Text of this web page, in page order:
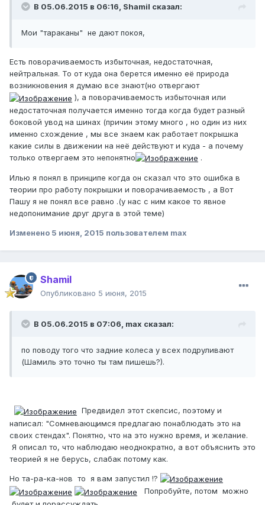
В 05.06.2015 в 06:16, Shamil сказал:
Мои "тараканы" не дают покоя,
Есть поворачиваемость избыточная, недостаточная,
нейтральная. То от куда она берется именно её природа
возникновения я думаю все знают(но отвергают
), а поворачиваемость избыточная или
недостаточная получается именно тогда когда будет разный
боковой увод на шинах (причин этому много , но один из них
именно схождение , мы все знаем как работает покрышка
какие силы в движении на неё действуют и куда - а почему
только отвергаем это непонятно
.
Илью я понял в принципе когда он сказал что это ошибка в
теории про работу покрышки и поворачиваемость , а Вот
Пашу я не понял все равно .(у нас с ним какое то явное
недопонимание друг друга в этой теме)
Изменено 5 июня, 2015 пользователем max
Shamil
Опубликовано 5 июня, 2015
В 05.06.2015 в 07:06, max сказал:
по поводу того что задние колеса у всех подруливают
(Шамиль это точно ты там пишешь?).
Предвидел этот скепсис, поэтому и
написал: "Сомневающимся предлагаю понаблюдать это на
своих стендах". Понятно, что на это нужно время, и желание.
Я описал то, что наблюдаю неоднократно, а вот объяснить это
теорией я не берусь, слабак потому как.
Но та-ра-ка-нов то я вам запустил !?
Попробуйте, потом можно